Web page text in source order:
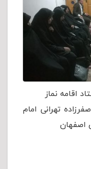
اقامه نماز
تهرانی امام
اصفهان